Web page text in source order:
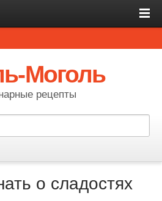
Моголь
рецепты
о сладостях